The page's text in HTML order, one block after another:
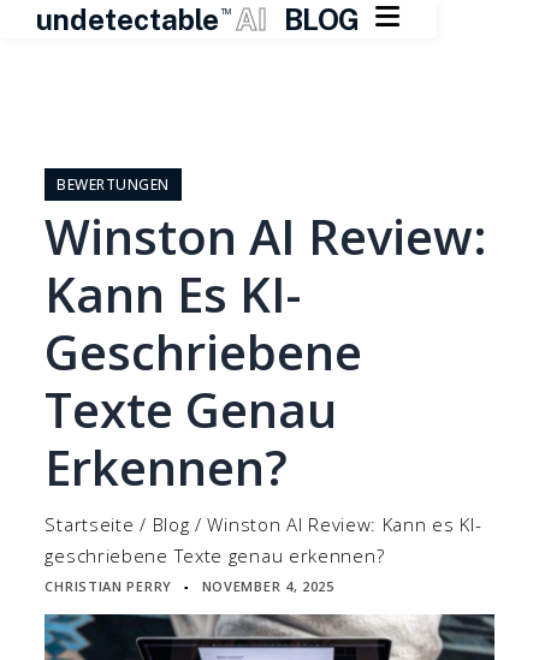
undetectable TM AI BLOG 
springenBEWERTUNGEN
Winston AI Review:
Kann Es KI-
Geschriebene
Texte Genau
Erkennen?
Startseite / Blog /Winston AI Review: Kann es KI-
geschriebene Texte genau erkennen?
CHRISTIAN PERRY ▪ NOVEMBER 4, 2025